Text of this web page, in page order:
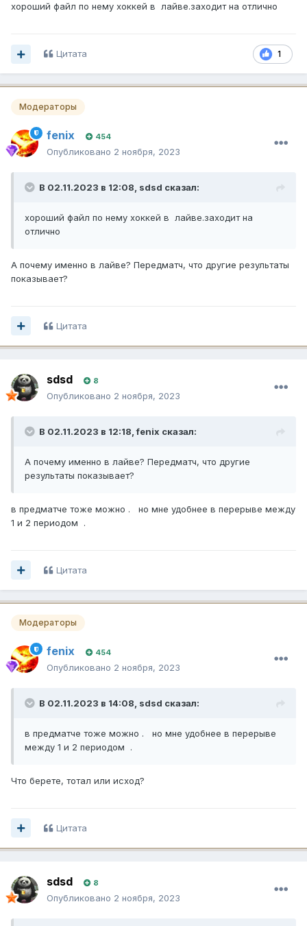
хороший файл по нему хоккей в лайве.заходит на отлично
1
Цитата
Модераторы
fenix 454
Опубликовано 2 ноября, 2023
В 02.11.2023 в 12:08, sdsd сказал:
хороший файл по нему хоккей в лайве.заходит на
отлично
А почему именно в лайве? Передматч, что другие результаты
показывает?
Цитата
sdsd 8
Опубликовано 2 ноября, 2023
В 02.11.2023 в 12:18,fenix сказал:
А почему именно в лайве? Передматч, что другие
результаты показывает?
в предматче тоже можно . но мне удобнее в перерыве между
1 и 2 периодом .
Цитата
Модераторы
fenix 454
Опубликовано 2 ноября, 2023
В 02.11.2023 в 14:08, sdsd сказал:
в предматче тоже можно . но мне удобнее в перерыве
между 1 и 2 периодом .
Что берете, тотал или исход?
Цитата
sdsd 8
Опубликовано 2 ноября, 2023